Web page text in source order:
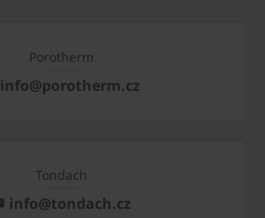
Porotherm
info@porotherm.cz
Tondach
info@tondach.cz